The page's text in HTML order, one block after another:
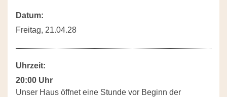
Datum:
Freitag, 21.04.28
Uhrzeit:
20:00 Uhr
Unser Haus öffnet eine Stunde vor Beginn der